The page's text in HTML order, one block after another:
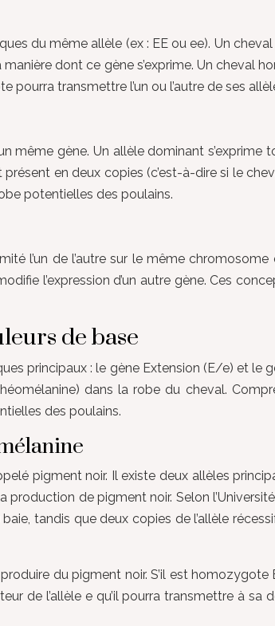
du même allèle (ex : EE ou ee). Un
dont ce gène s’exprime. Un
transmettre l’un ou l’autre de ses
gène. Un allèle dominant s’exprime
présent en deux copies (c’est-à-dire si le
potentielles des poulains.
l’un de l’autre sur le même
l’expression d’un autre gène. Ces
de base
principaux : le gène Extension (E/e) et
dans la robe du cheval.
des poulains.
pigment noir. Il existe deux allèles
de pigment noir. Selon
tandis que deux copies de l’allèle
du pigment noir. S’il est
de l’allèle e qu’il pourra transmettre à